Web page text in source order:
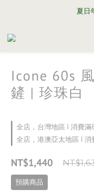
夏日
Icone 60s
鏟 | 珍珠白
全店，台灣地區 l 消費
全店，港澳亞太地區 l
NT$1,440
預購商品